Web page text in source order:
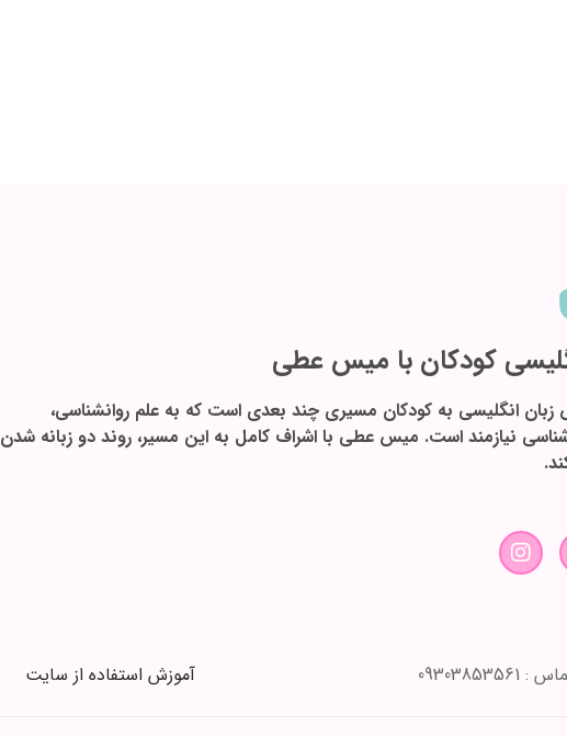
کودکان با میس عطی
زبان انگلیسی به کودکان مسیری چند بعدی است که به علم روانشناسی،
نیازمند است. میس عطی با اشراف کامل به این مسیر، روند دو زبانه شدن
آموزش استفاده از سایت